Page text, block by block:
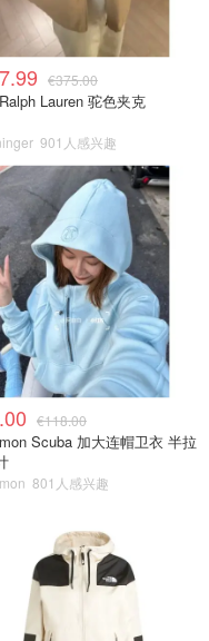
€375.00
Lauren 驼色夹克
901人感兴趣
€118.00
Scuba 加大连帽卫衣 半拉
801人感兴趣